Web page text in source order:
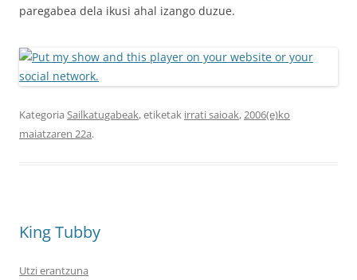
paregabea dela ikusi ahal izango duzue.
Kategoria Sailkatugabeak, etiketak irrati saioak,2006(e)ko
maiatzaren 22a.
King Tubby
Utzi erantzuna